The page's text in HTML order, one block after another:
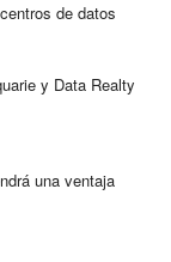
de datos
y Data Realty
una ventaja